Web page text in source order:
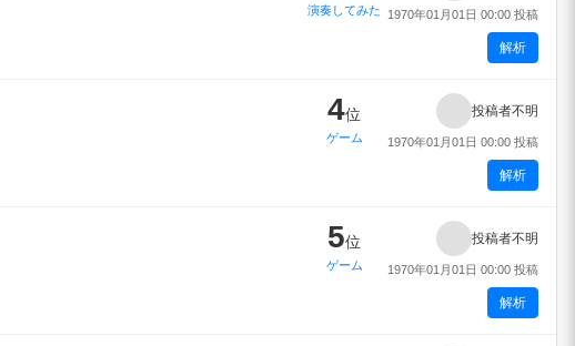
演奏してみた 1970年01月01日 00:00 投稿
解析
4位
ゲーム
投稿者不明
1970年01月01日 00:00 投稿
解析
5位
ゲーム
投稿者不明
1970年01月01日 00:00 投稿
解析